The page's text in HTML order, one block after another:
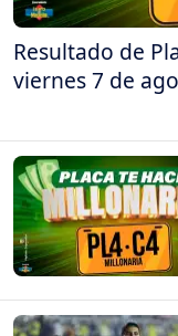
Resultado de
viernes 7 de